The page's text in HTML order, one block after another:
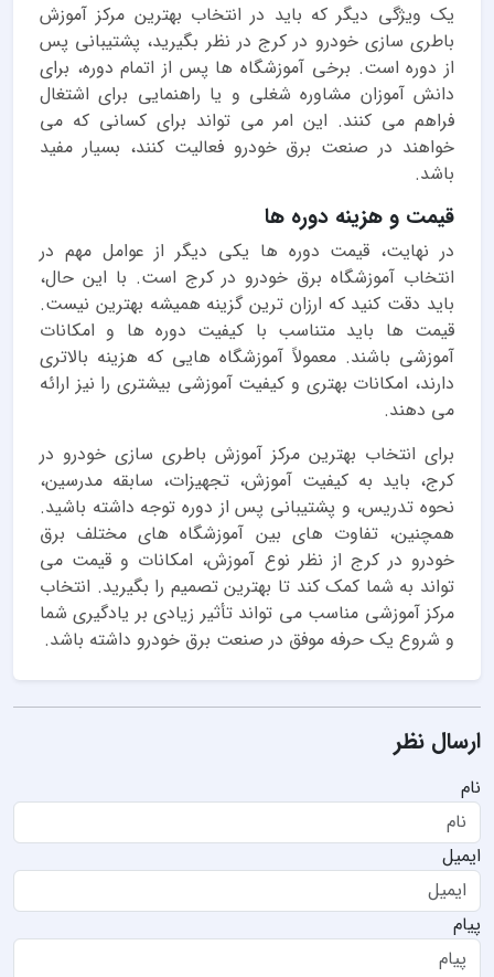
یک ویژگی دیگر که باید در انتخاب بهترین مرکز آموزش
باطری سازی خودرو در کرج در نظر بگیرید، پشتیبانی پس
از دوره است. برخی آموزشگاه ها پس از اتمام دوره، برای
دانش آموزان مشاوره شغلی و یا راهنمایی برای اشتغال
فراهم می کنند. این امر می تواند برای کسانی که می
خواهند در صنعت برق خودرو فعالیت کنند، بسیار مفید
باشد.
قیمت و هزینه دوره ها
در نهایت، قیمت دوره ها یکی دیگر از عوامل مهم در
انتخاب آموزشگاه برق خودرو در کرج است. با این حال،
باید دقت کنید که ارزان ترین گزینه همیشه بهترین نیست.
قیمت ها باید متناسب با کیفیت دوره ها و امکانات
آموزشی باشند. معمولاً آموزشگاه هایی که هزینه بالاتری
دارند، امکانات بهتری و کیفیت آموزشی بیشتری را نیز ارائه
می دهند.
برای انتخاب بهترین مرکز آموزش باطری سازی خودرو در
کرج، باید به کیفیت آموزش، تجهیزات، سابقه مدرسین،
نحوه تدریس، و پشتیبانی پس از دوره توجه داشته باشید.
همچنین، تفاوت های بین آموزشگاه های مختلف برق
خودرو در کرج از نظر نوع آموزش، امکانات و قیمت می
تواند به شما کمک کند تا بهترین تصمیم را بگیرید. انتخاب
مرکز آموزشی مناسب می تواند تأثیر زیادی بر یادگیری شما
و شروع یک حرفه موفق در صنعت برق خودرو داشته باشد.
ارسال نظر
نام
ایمیل
پیام